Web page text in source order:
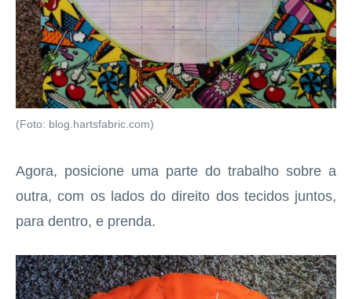
(Foto: blog.hartsfabric.com)
Agora, posicione uma parte do trabalho sobre a
outra, com os lados do direito dos tecidos juntos,
para dentro, e prenda.